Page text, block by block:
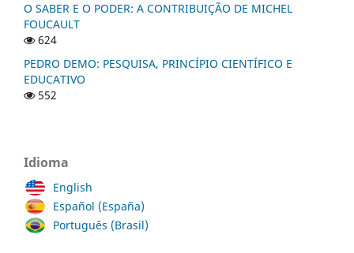
O SABER E O PODER: A CONTRIBUIÇÃO DE MICHEL
FOUCAULT
624
PEDRO DEMO: PESQUISA, PRINCÍPIO CIENTÍFICO E
EDUCATIVO
552
Idioma
English
Español (España)
Português (Brasil)